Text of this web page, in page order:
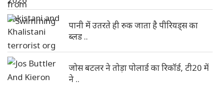
पानी में उतरते ही रुक जाता है पीरियड्स का
ब्लड ..
जोस बटलर ने तोड़ा पोलार्ड का रिकॉर्ड, टी20 में
ने ..